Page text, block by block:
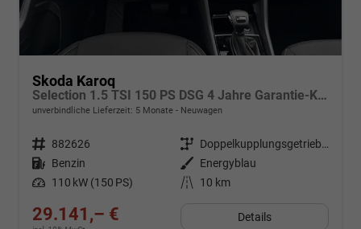
Skoda Karoq
Selection 1.5 TSI 150 PS DSG 4 Jahre Garantie-Keyless Start-AppleCarPlay-AndroidAuto-Sunset-Tempomat-2-Zonen-Klima-16''Alu
unverbindliche Lieferzeit: 5 Monate Neuwagen
Fahrzeugnr. 882626 Getriebe
Doppelkupplungsgetriebe (DSG)
Kraftstoff Benzin Außenfarbe
Energyblau
Leistung 110 kW (150 PS) Kilometerstand 10 km
29.141,– € Details